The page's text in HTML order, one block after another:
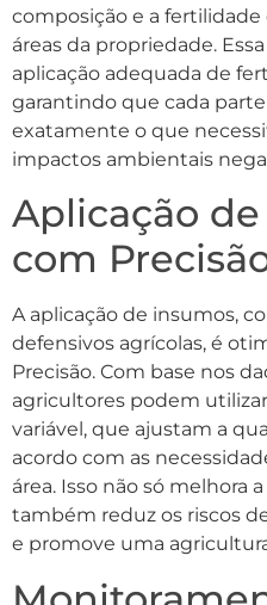
composição e a
áreas da propriedade.
aplicação adequada de
garantindo que cada
exatamente o que
impactos ambientais
Aplicação
com
A aplicação de insumos,
defensivos agrícolas, é
Precisão. Com base nos
agricultores podem
variável, que ajustam a
acordo com as
área. Isso não só melhora
também reduz os riscos
e promove uma